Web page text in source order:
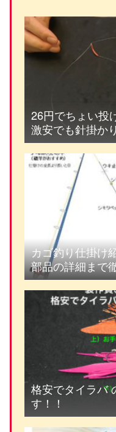
26円でちょい投
激安でも針掛か
カゴ釣り仕掛け
部品の詳細まで
格安でタイラバ
す！！